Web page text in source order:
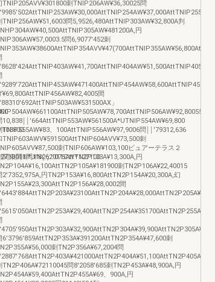
う'011CWY127100
TNlP205AVV¥301800刺TNlP206AW¥36,30025問
TNlP256AW¥51,6003問5,9526,480AttTNlP303AW¥32,800A判
円
問6,9077′452刺
¥69,800AttTNlP456AW¥82,4005間
」
10,838￨￨′664AttTNlP553AW¥561500A*UTNlP554AW¥69,800
TNlP555AW¥83、100AttTNlP556AW¥97,9006問￨￨′79312,636
TNlP603AWV¥591500AttTNlP604AVV¥73,500刺
刺TNlP606AW¥103,100ビュアーテラス２
関東間1問1′8262′075AttTN2P103A¥13,300A,円
刺TN2P106A¥22,40015
2′7352,975A,円TN2P153A¥16,800AttTN2P154A¥20,300A,幻
間
6′3796′859AttTN2P353A¥391200AttTN2P354A¥47,600刺
刺TN2P356A¥67,2004問
TN2P406A¥72110045問8′2058′685刺TN2P453A¥48,900A,円
、900A,円